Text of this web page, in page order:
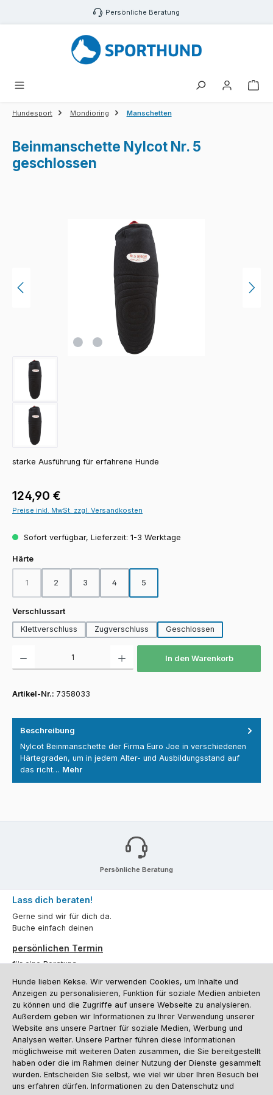
Zum Hauptinhalt springen Persönliche Beratung
Hundesport Mondioring Manschetten
Beinmanschette Nylcot Nr. 5
geschlossen
starke Ausführung für erfahrene Hunde
Regulärer Preis:
124,90 €
Preise inkl. MwSt. zzgl. Versandkosten
Sofort verfügbar, Lieferzeit: 1-3 Werktage
Härteauswählen
1
(Diese Option ist zurzeit nicht verfügbar.)
2 3 4 5
Verschlussartauswählen
Klettverschluss
Zugverschluss Geschlossen
In den Warenkorb
Artikel-Nr.: 7358033
Beschreibung
Nylcot Beinmanschette der Firma Euro Joe in verschiedenen
Härtegraden, um in jedem Alter- und Ausbildungsstand auf
das richt… Mehr
Persönliche Beratung
Lass dich beraten!
Gerne sind wir für dich da.
Buche einfach deinen
persönlichen Termin
für eine Beratung.
Oder über unserKontaktformular.
Vertrag widerrufen
Kundenservice
Informationen
Hunde lieben Kekse. Wir verwenden Cookies, um Inhalte und
Anzeigen zu personalisieren, Funktion für soziale Medien anbieten
zu können und die Zugriffe auf unsere Webseite zu analysieren.
Außerdem geben wir Informationen zu Ihrer Verwendung unserer
Website ans unsere Partner für soziale Medien, Werbung und
Analysen weiter. Unsere Partner führen diese Informationen
möglichweise mit weiteren Daten zusammen, die Sie bereitgestellt
haben oder die im Rahmen deiner Nutzung der Dienste gesammelt
wurden. Entscheiden Sie selbst, wie viel wir über Ihren Besuch bei
uns erfahren dürfen. Informationen zu den Datenschutz und